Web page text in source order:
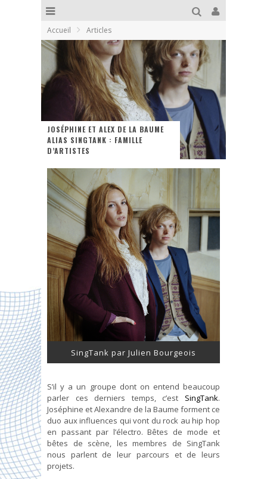
Accueil Articles
JOSÉPHINE ET ALEX DE LA BAUME
ALIAS SINGTANK : FAMILLE
D’ARTISTES
SingTank par Julien Bourgeois
S’il y a un groupe dont on entend beaucoup
parler ces derniers temps, c’est SingTank.
Joséphine et Alexandre de la Baume forment ce
duo aux influences qui vont du rock au hip hop
en passant par l’électro. Bêtes de mode et
bêtes de scène, les membres de SingTank
nous parlent de leur parcours et de leurs
projets.